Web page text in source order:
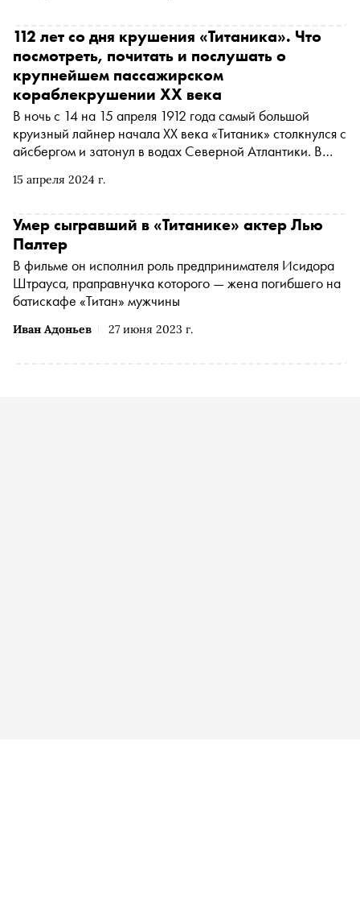
15 апреля 2024 г.
112 лет со дня крушения «Титаника». Что
посмотреть, почитать и послушать о
крупнейшем пассажирском
кораблекрушении ХХ века
В ночь с 14 на 15 апреля 1912 года самый большой
круизный лайнер начала ХХ века «Титаник» столкнулся с
айсбергом и затонул в водах Северной Атлантики. В
пассажиров и членов экипажа, спаслись 711 человек.
крупнейшей морской катастрофе
Иван Адоньев 27 июня 2023 г.
Умер сыгравший в «Титанике» актер Лью
Палтер
В фильме он исполнил роль предпринимателя Исидора
Штрауса, праправнучка которого — жена погибшего на
батискафе «Титан» мужчины